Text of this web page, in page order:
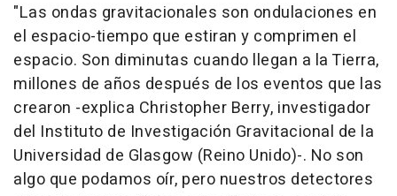
"Las ondas gravitacionales son ondulaciones en
el espacio-tiempo que estiran y comprimen el
espacio. Son diminutas cuando llegan a la Tierra,
millones de años después de los eventos que las
crearon -explica Christopher Berry, investigador
del Instituto de Investigación Gravitacional de la
Universidad de Glasgow (Reino Unido)-. No son
algo que podamos oír, pero nuestros detectores